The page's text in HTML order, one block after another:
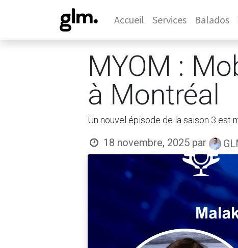
Accueil Services Balados
MYOM :
à Montréal
Un nouvel épisode de la saison 3 est
18 novembre, 2025 par